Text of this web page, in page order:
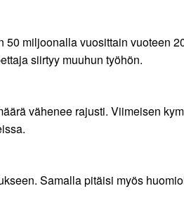
miljoonalla vuosittain vuoteen
siirtyy muuhun työhön.
vähenee rajusti. Viimeisen
Samalla pitäisi myös